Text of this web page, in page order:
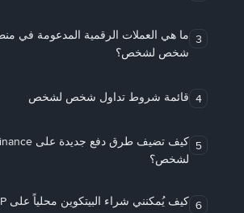
3 ما هي العملات الرقمية المدعومة في
شخص لشخص؟
4 قائمة شروط تداول شخص لشخص
5
لشخص؟
6 كيف يُمكنني شراء البيتكوين محلياً على Binance P2P؟